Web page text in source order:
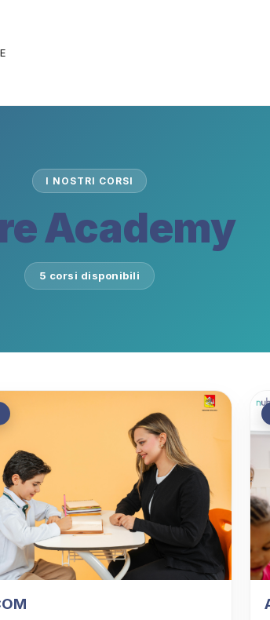
I NOSTRI CORSI
Academy
5 corsi disponibili